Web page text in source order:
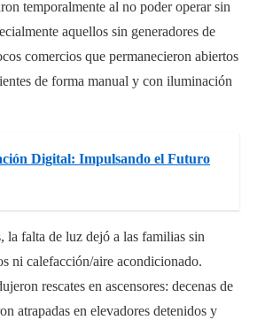
temporalmente al no poder operar sin
aquellos sin generadores de
comercios que permanecieron abiertos
de forma manual y con iluminación
Digital: Impulsando el Futuro
la falta de luz dejó a las familias sin
ni calefacción/aire acondicionado.
rescates en ascensores: decenas de
atrapadas en elevadores detenidos y